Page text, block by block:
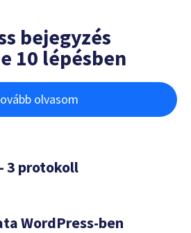
bejegyzés
10 lépésben
olvasom
3 protokoll
WordPress-ben